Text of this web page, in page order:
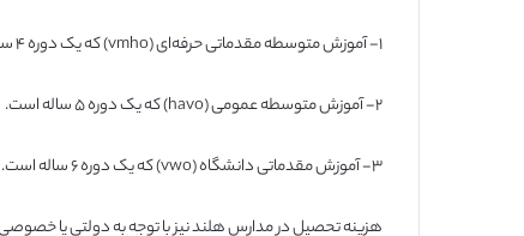
۱- آموزش متوسطه مقدماتی حرفه‌ای (vmho) که یک دوره ۴ ساله است.
۲- آموزش متوسطه عمومی (havo) که یک دوره ۵ ساله است.
۳- آموزش مقدماتی دانشگاه (vwo) که یک دوره ۶ ساله است.
هزینه تحصیل در مدارس هلند نیز با توجه به دولتی یا